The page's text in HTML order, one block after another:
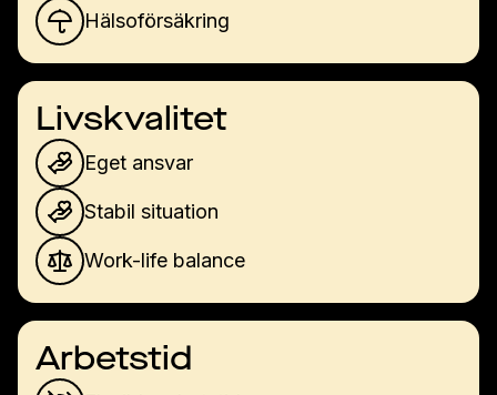
Hälsoförsäkring
Livskvalitet
Eget ansvar
Stabil situation
Work-life balance
Arbetstid